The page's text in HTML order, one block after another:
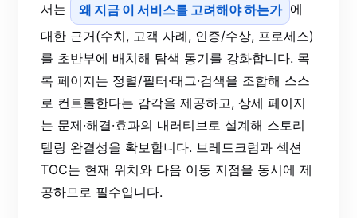
서는
왜 지금 이 서비스를 고려해야 하는가 에
대한 근거(수치, 고객 사례, 인증/수상, 프로세스)
를 초반부에 배치해 탐색 동기를 강화합니다. 목
록 페이지는 정렬/필터·태그·검색을 조합해 스스
로 컨트롤한다는 감각을 제공하고, 상세 페이지
는 문제·해결·효과의 내러티브로 설계해 스토리
텔링 완결성을 확보합니다. 브레드크럼과 섹션
TOC는 현재 위치와 다음 이동 지점을 동시에 제
공하므로 필수입니다.